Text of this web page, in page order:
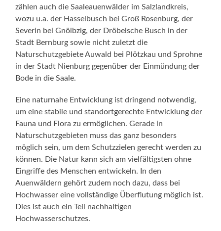
zählen auch die Saaleauenwälder im Salzlandkreis,
wozu u.a. der Hasselbusch bei Groß Rosenburg, der
Severin bei Gnölbzig, der Dröbelsche Busch in der
Stadt Bernburg sowie nicht zuletzt die
Naturschutzgebiete Auwald bei Plötzkau und Sprohne
in der Stadt Nienburg gegenüber der Einmündung der
Bode in die Saale.
Eine naturnahe Entwicklung ist dringend notwendig,
um eine stabile und standortgerechte Entwicklung der
Fauna und Flora zu ermöglichen. Gerade in
Naturschutzgebieten muss das ganz besonders
möglich sein, um dem Schutzzielen gerecht werden zu
können. Die Natur kann sich am vielfältigsten ohne
Eingriffe des Menschen entwickeln. In den
Auenwäldern gehört zudem noch dazu, dass bei
Hochwasser eine vollständige Überflutung möglich ist.
Dies ist auch ein Teil nachhaltigen
Hochwasserschutzes.